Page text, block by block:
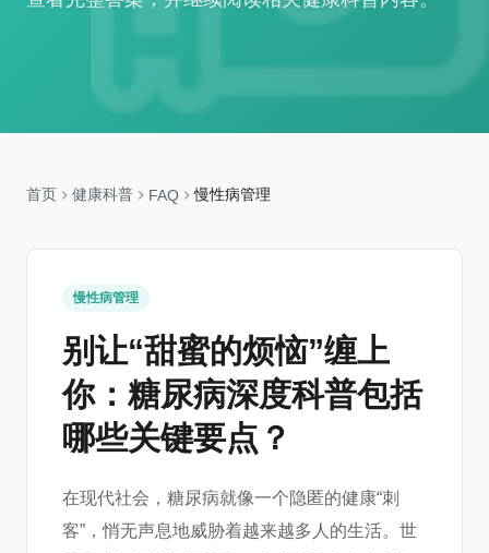
首页 健康科普 FAQ 慢性病管理
慢性病管理
别让“甜蜜的烦恼”缠上
你：糖尿病深度科普包括
哪些关键要点？
在现代社会，糖尿病就像一个隐匿的健康“刺
客”，悄无声息地威胁着越来越多人的生活。世